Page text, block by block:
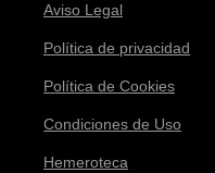
Aviso Legal
Política de privacidad
Política de Cookies
Condiciones de Uso
Hemeroteca